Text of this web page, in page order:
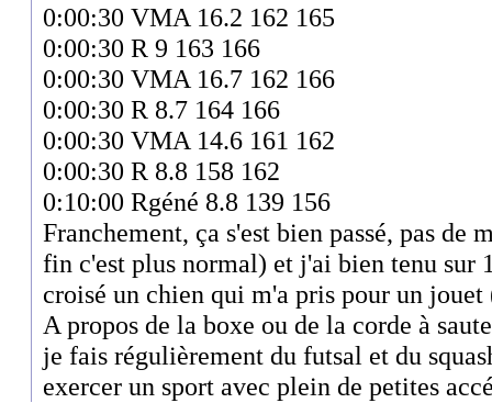
0:00:30 VMA 16.2 162 165
0:00:30 R 9 163 166
0:00:30 VMA 16.7 162 166
0:00:30 R 8.7 164 166
0:00:30 VMA 14.6 161 162
0:00:30 R 8.8 158 162
0:10:00 Rgéné 8.8 139 156
Franchement, ça s'est bien passé, pas de
fin c'est plus normal) et j'ai bien tenu sur
croisé un chien qui m'a pris pour un
A propos de la boxe ou de la corde à
je fais régulièrement du futsal et du
exercer un sport avec plein de petites